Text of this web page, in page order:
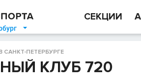

СЕКЦИИ
САНКТ-ПЕТЕРБУРГЕ
КЛУБ 720